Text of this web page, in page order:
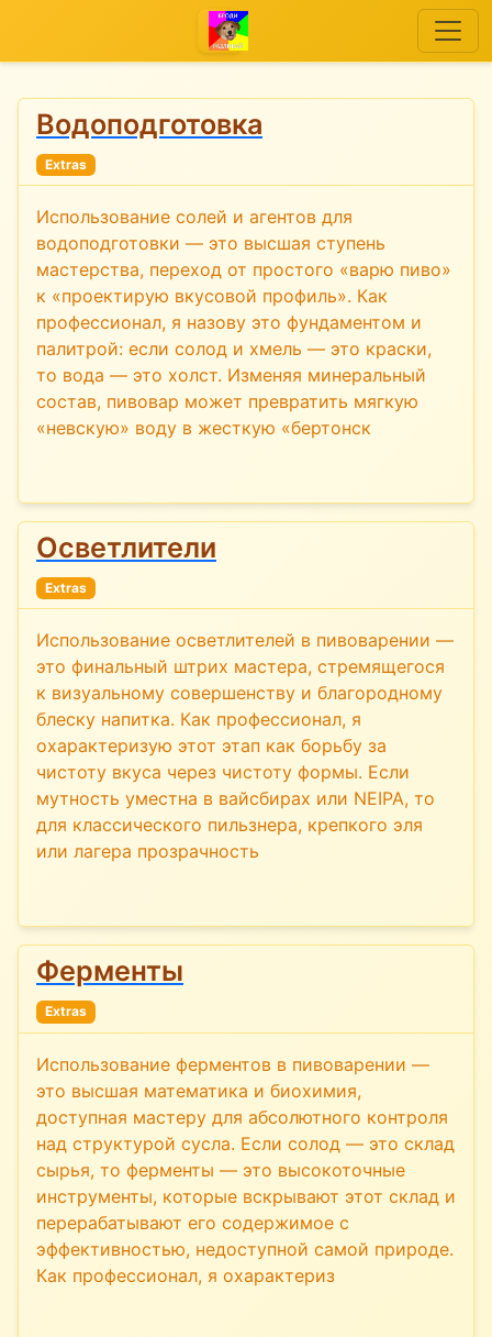
Водоподготовка
Extras
Использование солей и агентов для
водоподготовки — это высшая ступень
мастерства, переход от простого «варю пиво»
к «проектирую вкусовой профиль». Как
профессионал, я назову это фундаментом и
палитрой: если солод и хмель — это краски,
то вода — это холст. Изменяя минеральный
состав, пивовар может превратить мягкую
«невскую» воду в жесткую «бертонск
Осветлители
Extras
Использование осветлителей в пивоварении —
это финальный штрих мастера, стремящегося
к визуальному совершенству и благородному
блеску напитка. Как профессионал, я
охарактеризую этот этап как борьбу за
чистоту вкуса через чистоту формы. Если
мутность уместна в вайсбирах или NEIPA, то
для классического пильзнера, крепкого эля
или лагера прозрачность
Ферменты
Extras
Использование ферментов в пивоварении —
это высшая математика и биохимия,
доступная мастеру для абсолютного контроля
над структурой сусла. Если солод — это склад
сырья, то ферменты — это высокоточные
инструменты, которые вскрывают этот склад и
перерабатывают его содержимое с
эффективностью, недоступной самой природе.
Как профессионал, я охарактериз